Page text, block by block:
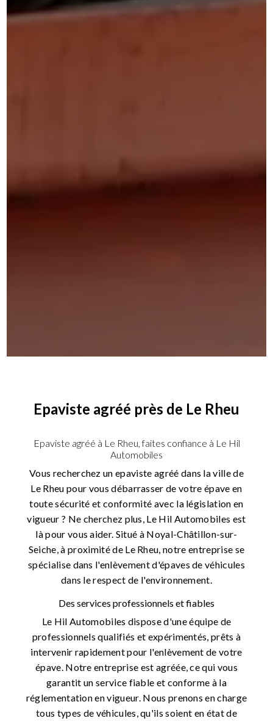
Epaviste agréé près de Le Rheu
Epaviste agréé à Le Rheu, faites confiance à Le Hil
Automobiles
Vous recherchez un epaviste agréé dans la ville de
Le Rheu pour vous débarrasser de votre épave en
toute sécurité et conformité avec la législation en
vigueur ? Ne cherchez plus, Le Hil Automobiles est
là pour vous aider. Situé à Noyal-Châtillon-sur-
Seiche, à proximité de Le Rheu, notre entreprise se
spécialise dans l'enlèvement d'épaves de véhicules
dans le respect de l'environnement.
Des services professionnels et fiables
Le Hil Automobiles dispose d'une équipe de
professionnels qualifiés et expérimentés, prêts à
intervenir rapidement pour l'enlèvement de votre
épave. Notre entreprise est agréée, ce qui vous
garantit un service fiable et conforme à la
réglementation en vigueur. Nous prenons en charge
tous types de véhicules, qu'ils soient en état de